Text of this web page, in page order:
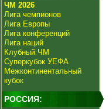
ЧМ 2026
Лига чемпионов
Лига Европы
Лига конференций
Лига наций
Клубный ЧМ
Суперкубок УЕФА
Межконтинентальный
кубок
РОССИЯ: